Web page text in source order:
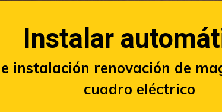
Instalar
instalación renovación de
cuadro eléctrico